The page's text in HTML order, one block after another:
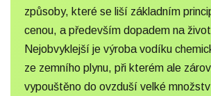
způsoby, které se liší základním
cenou, a především dopadem na
Nejobvyklejší je výroba vodíku
ze zemního plynu, při kterém ale
vypouštěno do ovzduší velké